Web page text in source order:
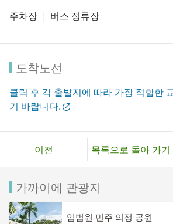
주차장 버스 정류장
도착노선
클릭 후 각 출발지에 따라 가장 적합한
기 바랍니다.
이전 목록으로 돌아 가기
가까이에 관광지
입법원 민주 의정 공원